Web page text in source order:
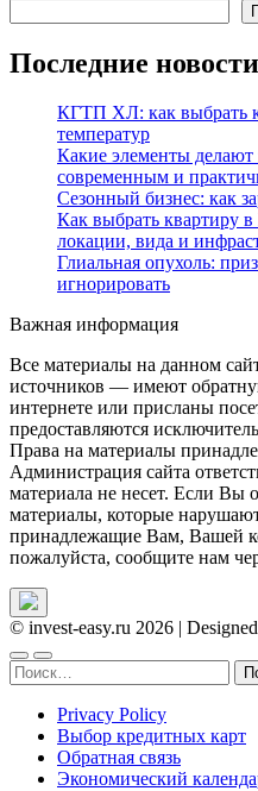
Последние новости
КГТП ХЛ: как выбрать
температур
Какие элементы делают
современным и
Сезонный бизнес: как
Как выбрать
локации, вида и
Глиальная опухоль:
игнорировать
Важная информация
Все материалы на данном
источников — имеют
интернете или присланы
предоставляются
Права на материалы
Администрация сайта
материала не несет. Если Вы
материалы, которые
принадлежащие Вам, Вашей
пожалуйста, сообщите нам
© invest-easy.ru 2026 |
Найти:
Privacy Policy
Выбор кредитных карт
Обратная связь
Экономический